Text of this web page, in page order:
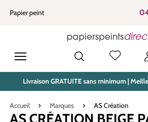
principal
Papier peint
Livraison GRATUITE sans minimum |
Accueil Marques AS Création
AS CRÉATION BEIGE